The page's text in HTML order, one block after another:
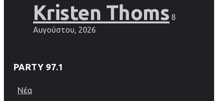
Kristen Thoms 8
Αυγούστου, 2026
PARTY 97.1
Νέα